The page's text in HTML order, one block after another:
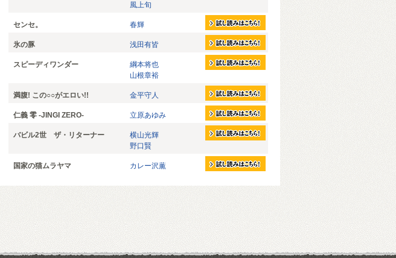
風上旬
センセ。 春輝
氷の豚 浅田有皆
スピーディワンダー
綱本将也
山根章裕
満腹! この○○がエロい!! 金平守人
仁義 零 -JINGI ZERO- 立原あゆみ
バビル2世 ザ・リターナー
横山光輝
野口賢
国家の猫ムラヤマ カレー沢薫